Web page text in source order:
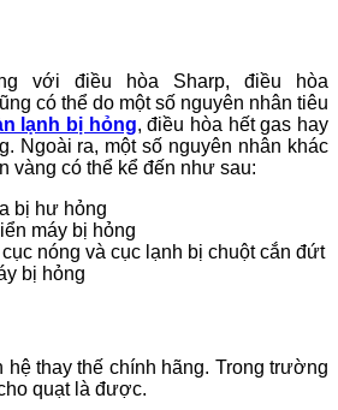
với điều hòa Sharp, điều hòa
có thể do một số nguyên nhân tiêu
lạnh bị hỏng, điều hòa hết gas hay
Ngoài ra, một số nguyên nhân khác
vàng có thể kể đến như sau:
bị hư hỏng
máy bị hỏng
nóng và cục lạnh bị chuột cắn đứt
bị hỏng
hệ thay thế chính hãng. Trong trường
quạt là được.